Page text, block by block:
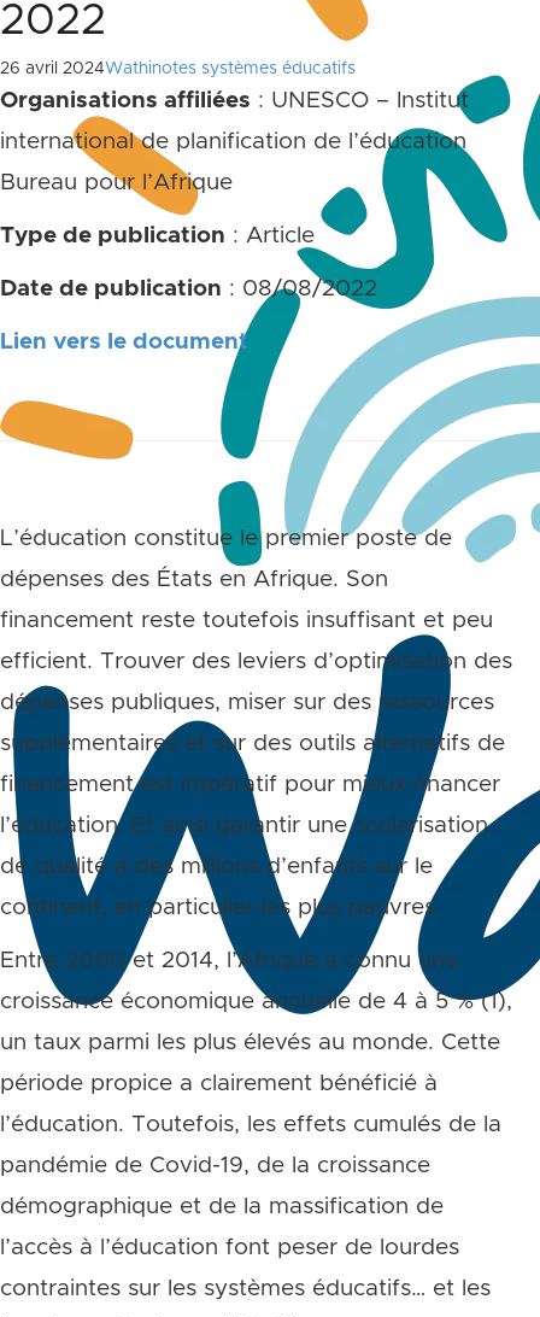
2022
26 avril 2024Wathinotes systèmes éducatifs
Organisations affiliées : UNESCO – Institut
international de planification de l’éducation
Bureau pour l’Afrique
Type de publication : Article
Date de publication : 08/08/2022
Lien vers le document
L’éducation constitue le premier poste de
dépenses des États en Afrique. Son
financement reste toutefois insuffisant et peu
efficient. Trouver des leviers d’optimisation des
dépenses publiques, miser sur des ressources
supplémentaires et sur des outils alternatifs de
financement est impératif pour mieux financer
l’éducation. Et ainsi garantir une scolarisation
de qualité à des millions d’enfants sur le
continent, en particulier les plus pauvres.
Entre 2000 et 2014, l’Afrique a connu une
croissance économique annuelle de 4 à 5 % (1),
un taux parmi les plus élevés au monde. Cette
période propice a clairement bénéficié à
l’éducation. Toutefois, les effets cumulés de la
pandémie de Covid-19, de la croissance
démographique et de la massification de
l’accès à l’éducation font peser de lourdes
contraintes sur les systèmes éducatifs… et les